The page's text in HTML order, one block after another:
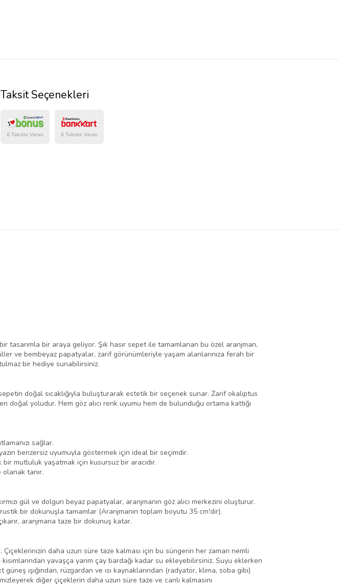
Taksit Seçenekleri
tasarımla bir araya geliyor. Şık hasır sepet ile tamamlanan bu özel aranjman,
ve bembeyaz papatyalar, zarif görünümleriyle yaşam alanlarınıza ferah bir
bir hediye sunabilirsiniz.
doğal sıcaklığıyla buluşturarak estetik bir seçenek sunar. Zarif okaliptus
yoludur. Hem göz alıcı renk uyumu hem de bulunduğu ortama kattığı
sağlar.
benzersiz uyumuyla göstermek için ideal bir seçimdir.
mutluluk yaşatmak için kusursuz bir aracıdır.
tanır.
gül ve dolgun beyaz papatyalar, aranjmanın göz alıcı merkezini oluşturur.
bir dokunuşla tamamlar (Aranjmanın toplam boyutu 35 cm'dir).
aranjmana taze bir dokunuş katar.
daha uzun süre taze kalması için bu süngerin her zaman nemli
yavaşça yarım çay bardağı kadar su ekleyebilirsiniz. Suyu eklerken
ışığından, rüzgardan ve ısı kaynaklarından (radyatör, klima, soba gibi)
diğer çiçeklerin daha uzun süre taze ve canlı kalmasını